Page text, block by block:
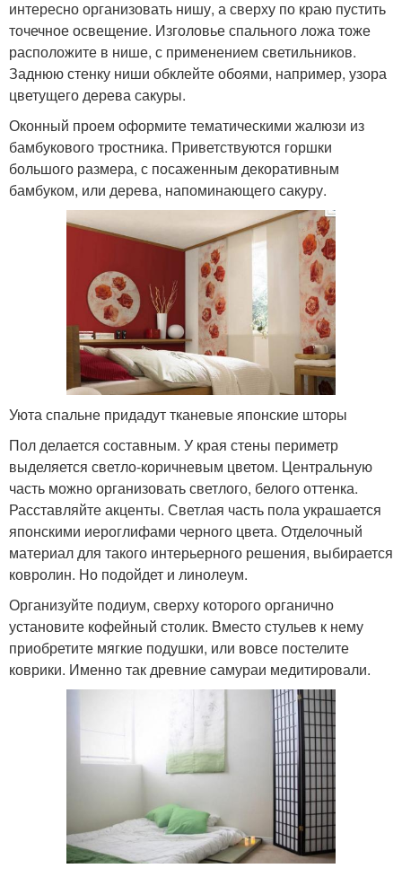
интересно организовать нишу, а сверху по краю пустить
точечное освещение. Изголовье спального ложа тоже
расположите в нише, с применением светильников.
Заднюю стенку ниши обклейте обоями, например, узора
цветущего дерева сакуры.
Оконный проем оформите тематическими жалюзи из
бамбукового тростника. Приветствуются горшки
большого размера, с посаженным декоративным
бамбуком, или дерева, напоминающего сакуру.
Уюта спальне придадут тканевые японские шторы
Пол делается составным. У края стены периметр
выделяется светло-коричневым цветом. Центральную
часть можно организовать светлого, белого оттенка.
Расставляйте акценты. Светлая часть пола украшается
японскими иероглифами черного цвета. Отделочный
материал для такого интерьерного решения, выбирается
ковролин. Но подойдет и линолеум.
Организуйте подиум, сверху которого органично
установите кофейный столик. Вместо стульев к нему
приобретите мягкие подушки, или вовсе постелите
коврики. Именно так древние самураи медитировали.